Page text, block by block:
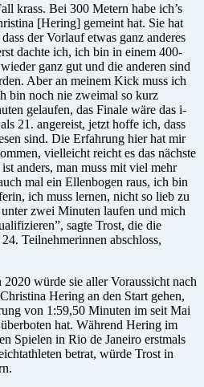
krass. Bei 300 Metern habe ich’s
[Hering] gemeint hat. Sie hat
der Vorlauf etwas ganz anderes
dachte ich, ich bin in einem 400-
ganz gut und die anderen sind
Aber an meinem Kick muss ich
bin noch nie zweimal so kurz
gelaufen, das Finale wäre das i-
21. angereist, jetzt hoffe ich, dass
sind. Die Erfahrung hier hat mir
vielleicht reicht es das nächste
anders, man muss mit viel mehr
mal ein Ellenbogen raus, ich bin
ich muss lernen, nicht so lieb zu
zwei Minuten laufen und mich
sagte Trost, die die
Teilnehmerinnen abschloss,
würde sie aller Voraussicht nach
Hering an den Start gehen,
von 1:59,50 Minuten im seit Mai
hat. Während Hering im
Spielen in Rio de Janeiro erstmals
betrat, würde Trost in